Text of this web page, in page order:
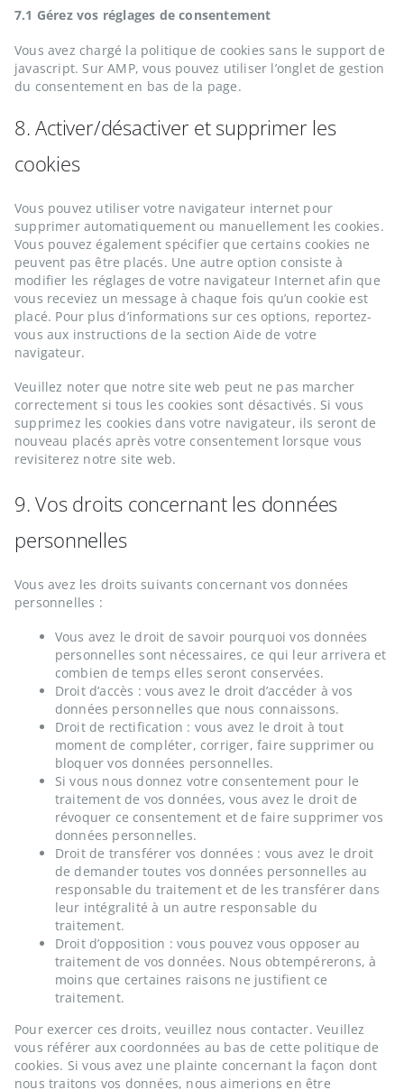
7.1 Gérez vos réglages de consentement
Vous avez chargé la politique de cookies sans le support de
javascript. Sur AMP, vous pouvez utiliser l’onglet de gestion
du consentement en bas de la page.
8. Activer/désactiver et supprimer les
cookies
Vous pouvez utiliser votre navigateur internet pour
supprimer automatiquement ou manuellement les cookies.
Vous pouvez également spécifier que certains cookies ne
peuvent pas être placés. Une autre option consiste à
modifier les réglages de votre navigateur Internet afin que
vous receviez un message à chaque fois qu’un cookie est
placé. Pour plus d’informations sur ces options, reportez-
vous aux instructions de la section Aide de votre
navigateur.
Veuillez noter que notre site web peut ne pas marcher
correctement si tous les cookies sont désactivés. Si vous
supprimez les cookies dans votre navigateur, ils seront de
nouveau placés après votre consentement lorsque vous
revisiterez notre site web.
9. Vos droits concernant les données
personnelles
Vous avez les droits suivants concernant vos données
personnelles :
Vous avez le droit de savoir pourquoi vos données
personnelles sont nécessaires, ce qui leur arrivera et
combien de temps elles seront conservées.
Droit d’accès : vous avez le droit d’accéder à vos
données personnelles que nous connaissons.
Droit de rectification : vous avez le droit à tout
moment de compléter, corriger, faire supprimer ou
bloquer vos données personnelles.
Si vous nous donnez votre consentement pour le
traitement de vos données, vous avez le droit de
révoquer ce consentement et de faire supprimer vos
données personnelles.
Droit de transférer vos données : vous avez le droit
de demander toutes vos données personnelles au
responsable du traitement et de les transférer dans
leur intégralité à un autre responsable du
traitement.
Droit d’opposition : vous pouvez vous opposer au
traitement de vos données. Nous obtempérerons, à
moins que certaines raisons ne justifient ce
traitement.
Pour exercer ces droits, veuillez nous contacter. Veuillez
vous référer aux coordonnées au bas de cette politique de
cookies. Si vous avez une plainte concernant la façon dont
nous traitons vos données, nous aimerions en être